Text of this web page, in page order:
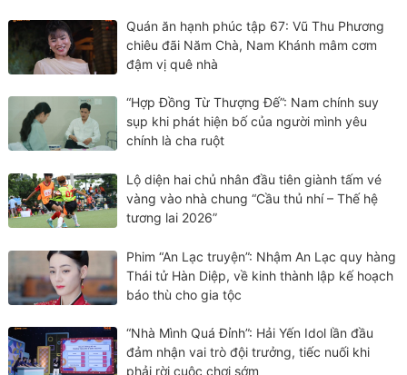
Quán ăn hạnh phúc tập 67: Vũ Thu Phương
chiêu đãi Năm Chà, Nam Khánh mâm cơm
đậm vị quê nhà
“Hợp Đồng Từ Thượng Đế”: Nam chính suy
sụp khi phát hiện bố của người mình yêu
chính là cha ruột
Lộ diện hai chủ nhân đầu tiên giành tấm vé
vàng vào nhà chung “Cầu thủ nhí – Thế hệ
tương lai 2026”
Phim “An Lạc truyện”: Nhậm An Lạc quy hàng
Thái tử Hàn Diệp, về kinh thành lập kế hoạch
báo thù cho gia tộc
“Nhà Mình Quá Đỉnh”: Hải Yến Idol lần đầu
đảm nhận vai trò đội trưởng, tiếc nuối khi
phải rời cuộc chơi sớm